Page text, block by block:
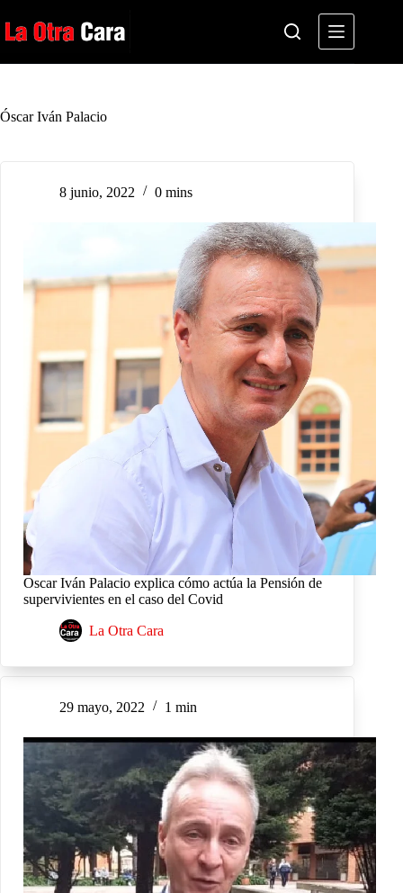
al
contenido
Óscar Iván Palacio
8 junio, 2022 0 mins
Oscar Iván Palacio explica cómo actúa la Pensión de
supervivientes en el caso del Covid
La Otra Cara
29 mayo, 2022 1 min